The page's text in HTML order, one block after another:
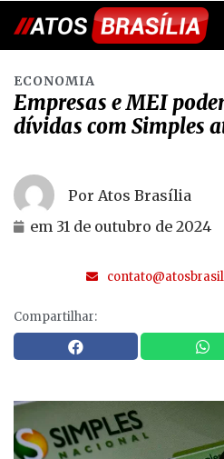
ECONOMIA
Empresas e MEI
dívidas com Simples
Por Atos Brasília
em 31 de outubro de 2024
Compartilhar: